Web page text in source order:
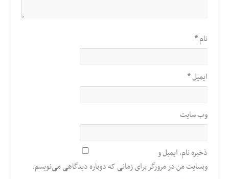
نام*
ایمیل*
وب‌ سایت
ذخیره نام، ایمیل و
وبسایت من در مرورگر برای زمانی که دوباره دیدگاهی می‌نویسم.